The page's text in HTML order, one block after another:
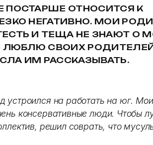
ПОСТАРШЕ ОТНОСИТСЯ К
НЕГАТИВНО. МОИ
И ТЕЩА НЕ ЗНАЮТ О
ЛЮБЛЮ СВОИХ
ИМ РАССКАЗЫВАТЬ.
устроился на работать на юг.
консервативные люди. Чтобы
решил соврать, что